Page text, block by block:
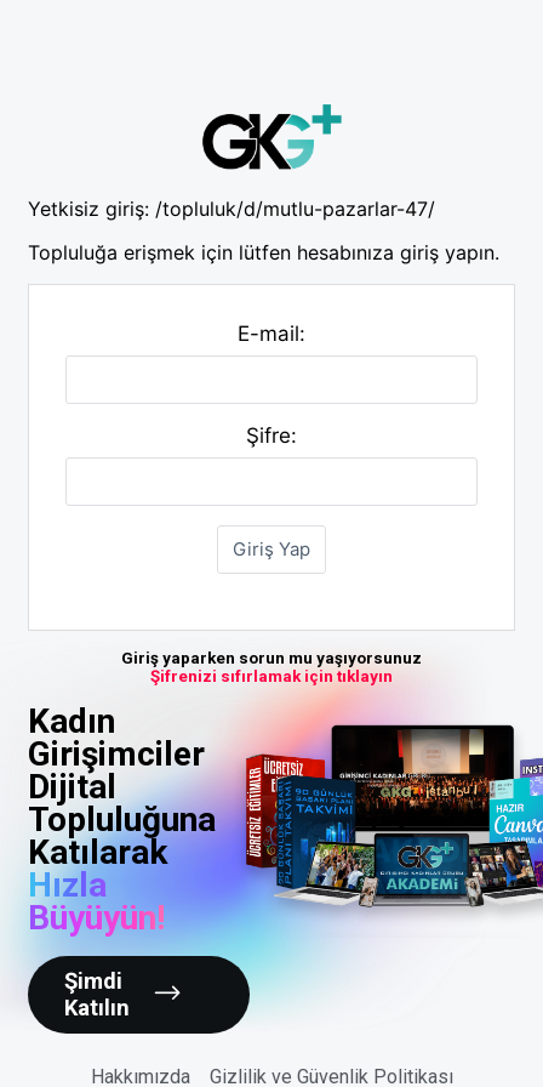
Yetkisiz giriş: /topluluk/d/mutlu-pazarlar-47/
Topluluğa erişmek için lütfen hesabınıza giriş yapın.
E-mail:
Şifre:
Giriş yaparken sorun mu yaşıyorsunuz
Şifrenizi sıfırlamak için tıklayın
Kadın
Girişimciler
Dijital
Topluluğuna
Katılarak
Hızla
Büyüyün!
Şimdi
Katılın
Hakkımızda Gizlilik ve Güvenlik Politikası